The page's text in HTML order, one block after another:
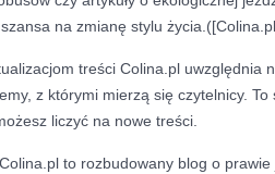
na zmianę stylu
treści Colina.pl uwzględnia
z którymi mierzą się czytelnicy.
liczyć na nowe treści.
to rozbudowany blog o